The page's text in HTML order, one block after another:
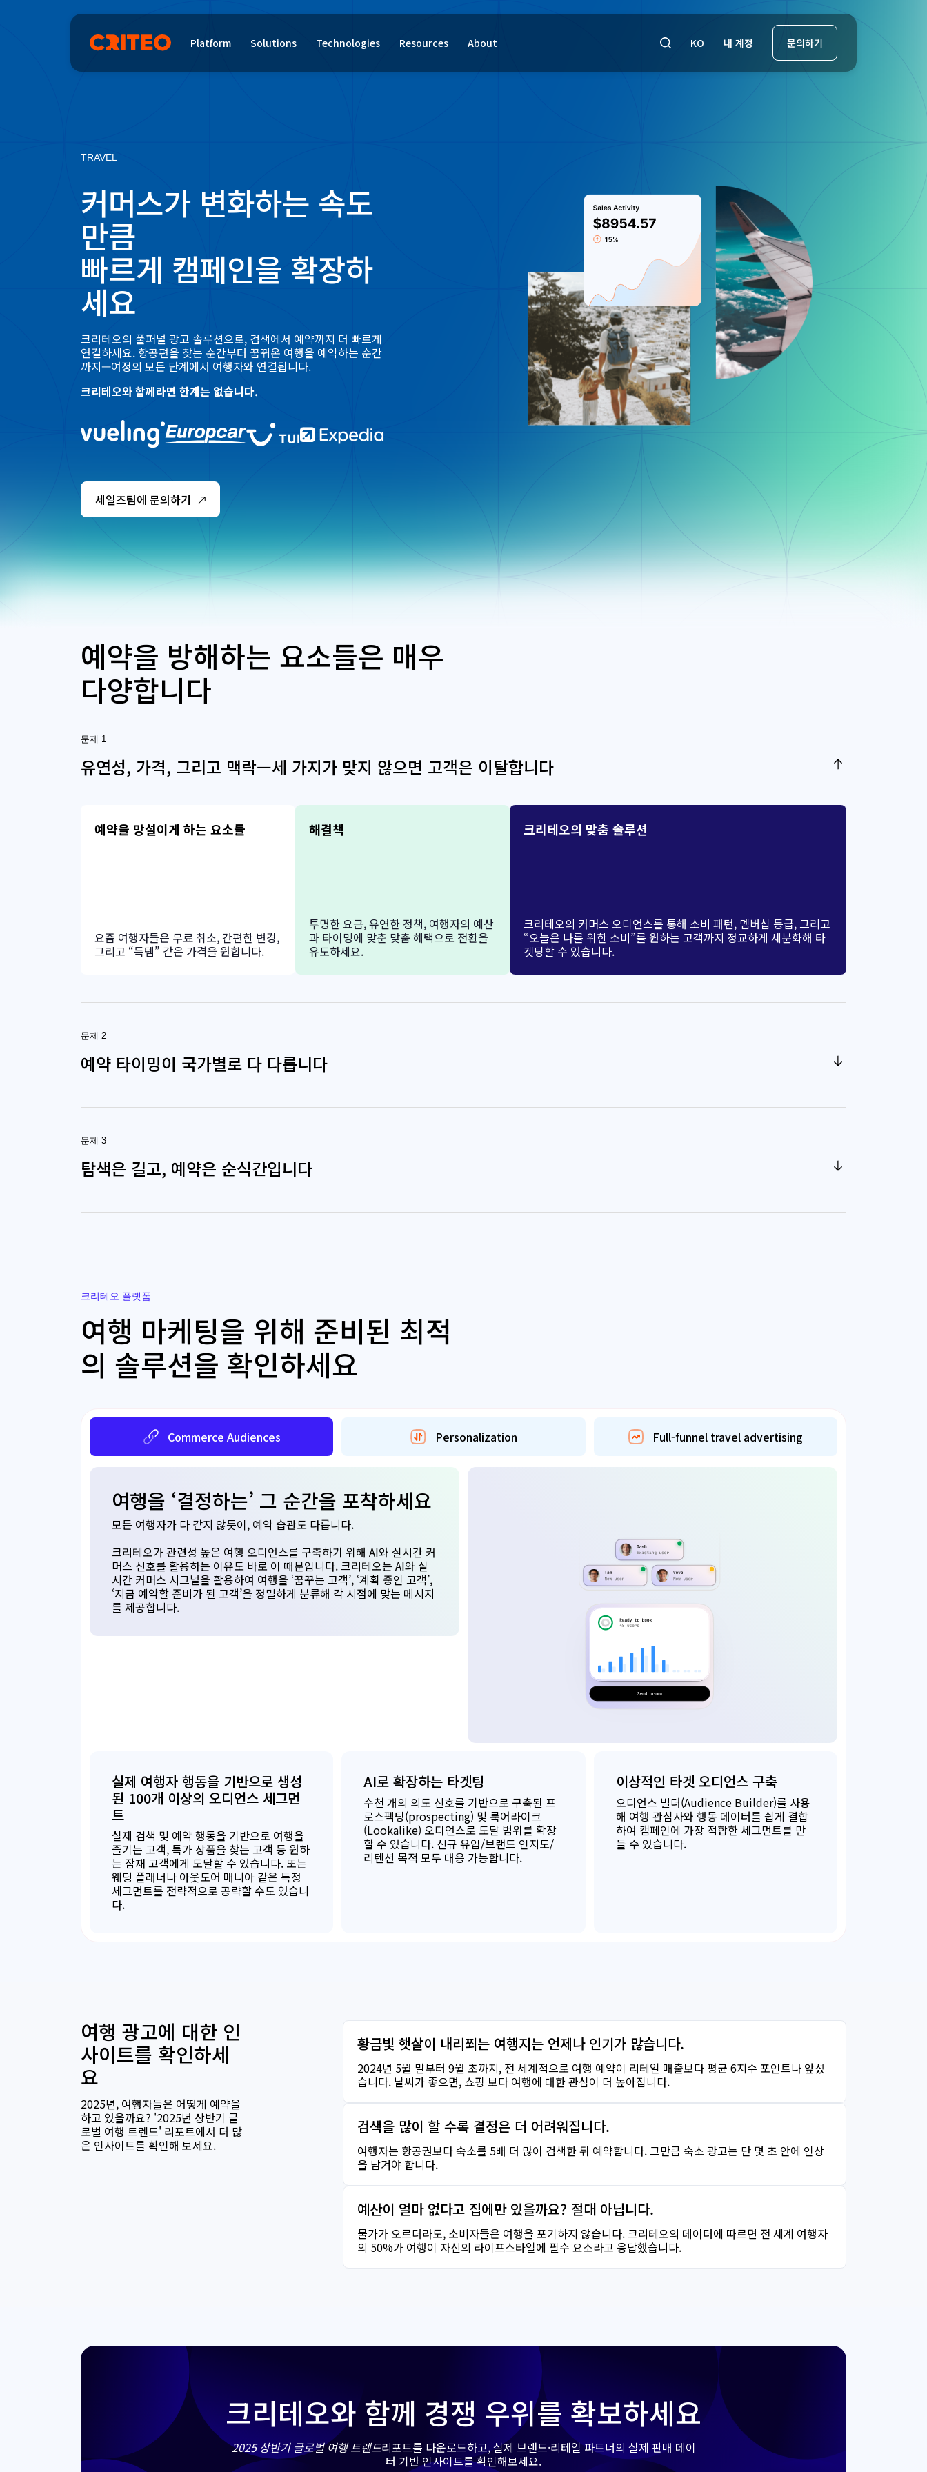
Platform Solutions Technologies Resources About KO 내 계정 문의하기
TRAVEL
커머스가 변화하는 속도
만큼
빠르게 캠페인을 확장하
세요
크리테오의 풀퍼널 광고 솔루션으로, 검색에서 예약까지 더 빠르게
연결하세요. 항공편을 찾는 순간부터 꿈꿔온 여행을 예약하는 순간
까지—여정의 모든 단계에서 여행자와 연결됩니다.
크리테오와 함께라면 한계는 없습니다.
세일즈팀에 문의하기
예약을 방해하는 요소들은 매우
다양합니다
문제 1
유연성, 가격, 그리고 맥락—세 가지가 맞지 않으면 고객은 이탈합니다
예약을 망설이게 하는 요소들
요즘 여행자들은 무료 취소, 간편한 변경,
그리고 “득템” 같은 가격을 원합니다.
해결책
투명한 요금, 유연한 정책, 여행자의 예산
과 타이밍에 맞춘 맞춤 혜택으로 전환을
유도하세요.
크리테오의 맞춤 솔루션
크리테오의 커머스 오디언스를 통해 소비 패턴, 멤버십 등급, 그리고
“오늘은 나를 위한 소비”를 원하는 고객까지 정교하게 세분화해 타
겟팅할 수 있습니다.
문제 2
예약 타이밍이 국가별로 다 다릅니다
문제 3
탐색은 길고, 예약은 순식간입니다
크리테오 플랫폼
여행 마케팅을 위해 준비된 최적
의 솔루션을 확인하세요
Commerce Audiences Personalization Full-funnel travel advertising
여행을 ‘결정하는’ 그 순간을 포착하세요
모든 여행자가 다 같지 않듯이, 예약 습관도 다릅니다.
크리테오가 관련성 높은 여행 오디언스를 구축하기 위해 AI와 실시간 커
머스 신호를 활용하는 이유도 바로 이 때문입니다. 크리테오는 AI와 실
시간 커머스 시그널을 활용하여 여행을 ‘꿈꾸는 고객’, ‘계획 중인 고객’,
‘지금 예약할 준비가 된 고객’을 정밀하게 분류해 각 시점에 맞는 메시지
를 제공합니다.
실제 여행자 행동을 기반으로 생성
된 100개 이상의 오디언스 세그먼
트
실제 검색 및 예약 행동을 기반으로 여행을
즐기는 고객, 특가 상품을 찾는 고객 등 원하
는 잠재 고객에게 도달할 수 있습니다. 또는
웨딩 플래너나 아웃도어 매니아 같은 특정
세그먼트를 전략적으로 공략할 수도 있습니
다.
AI로 확장하는 타겟팅
수천 개의 의도 신호를 기반으로 구축된 프
로스펙팅(prospecting) 및 룩어라이크
(Lookalike) 오디언스로 도달 범위를 확장
할 수 있습니다. 신규 유입/브랜드 인지도/
리텐션 목적 모두 대응 가능합니다.
이상적인 타겟 오디언스 구축
오디언스 빌더(Audience Builder)를 사용
해 여행 관심사와 행동 데이터를 쉽게 결합
하여 캠페인에 가장 적합한 세그먼트를 만
들 수 있습니다.
여행 광고에 대한 인
사이트를 확인하세
요
2025년, 여행자들은 어떻게 예약을
하고 있을까요? '2025년 상반기 글
로벌 여행 트렌드' 리포트에서 더 많
은 인사이트를 확인해 보세요.
황금빛 햇살이 내리쬐는 여행지는 언제나 인기가 많습니다.
2024년 5월 말부터 9월 초까지, 전 세계적으로 여행 예약이 리테일 매출보다 평균 6지수 포인트나 앞섰
습니다. 날씨가 좋으면, 쇼핑 보다 여행에 대한 관심이 더 높아집니다.
검색을 많이 할 수록 결정은 더 어려워집니다.
여행자는 항공권보다 숙소를 5배 더 많이 검색한 뒤 예약합니다. 그만큼 숙소 광고는 단 몇 초 안에 인상
을 남겨야 합니다.
예산이 얼마 없다고 집에만 있을까요? 절대 아닙니다.
물가가 오르더라도, 소비자들은 여행을 포기하지 않습니다. 크리테오의 데이터에 따르면 전 세계 여행자
의 50%가 여행이 자신의 라이프스타일에 필수 요소라고 응답했습니다.
크리테오와 함께 경쟁 우위를 확보하세요
2025상반기 글로벌여행트렌드리포트를 다운로드하고, 실제 브랜드·리테일 파트너의 실제 판매 데이
터 기반 인사이트를 확인해보세요.